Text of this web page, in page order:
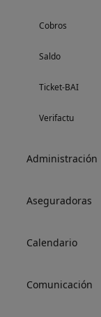
Cobros
Saldo
Ticket-BAI
Verifactu
Administración
Aseguradoras
Calendario
Comunicación